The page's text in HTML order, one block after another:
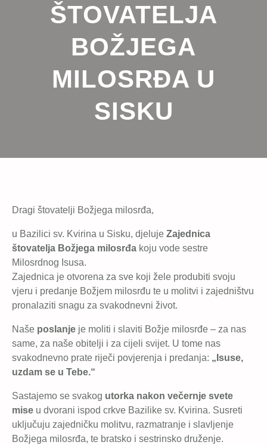
ŠTOVATELJA
BOŽJEGA
MILOSRĐA U
SISKU
Dragi štovatelji Božjega milosrđa,
u Bazilici sv. Kvirina u Sisku, djeluje Zajednica
štovatelja Božjega milosrđa koju vode sestre
Milosrdnog Isusa.
Zajednica je otvorena za sve koji žele produbiti svoju
vjeru i predanje Božjem milosrđu te u molitvi i zajedništvu
pronalaziti snagu za svakodnevni život.
Naše poslanje je moliti i slaviti Božje milosrđe – za nas
same, za naše obitelji i za cijeli svijet. U tome nas
svakodnevno prate riječi povjerenja i predanja: „Isuse,
uzdam se u Tebe.“
Sastajemo se svakog utorka nakon večernje svete
mise u dvorani ispod crkve Bazilike sv. Kvirina. Susreti
uključuju zajedničku molitvu, razmatranje i slavljenje
Božjega milosrđa, te bratsko i sestrinsko druženje.